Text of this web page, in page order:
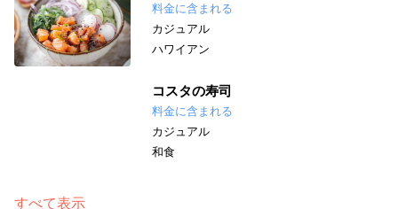
料金に含まれる
カジュアル
ハワイアン
コスタの寿司
料金に含まれる
カジュアル
和食
すべて表示